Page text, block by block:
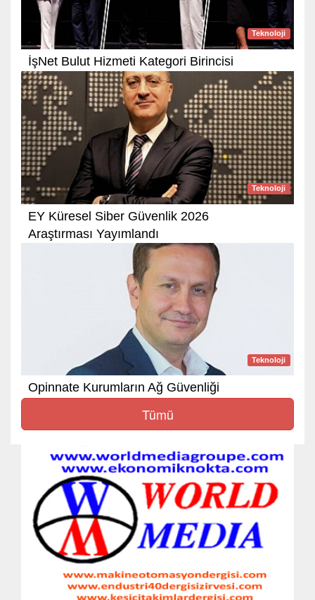
Teknoloji
İşNet Bulut Hizmeti Kategori Birincisi
Teknoloji
EY Küresel Siber Güvenlik 2026
Araştırması Yayımlandı
Teknoloji
Opinnate Kurumların Ağ Güvenliği
Tümü